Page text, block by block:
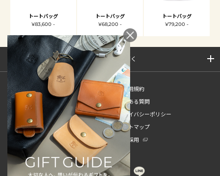
トートバッグ
¥83,600 -
トートバッグ
¥68,200 -
トートバッグ
¥79,200 -
サイトマップを開く
新規会員登録
ご利用規約
ご利用ガイド
よくある質問
特定商取引法
プライバシーポリシー
お問い合わせ
サイトマップ
販売スタッフ中途採用
新卒採用